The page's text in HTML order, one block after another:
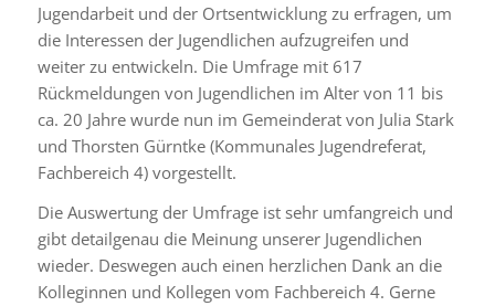
Jugendarbeit und der Ortsentwicklung zu erfragen, um
die Interessen der Jugendlichen aufzugreifen und
weiter zu entwickeln. Die Umfrage mit 617
Rückmeldungen von Jugendlichen im Alter von 11 bis
ca. 20 Jahre wurde nun im Gemeinderat von Julia Stark
und Thorsten Gürntke (Kommunales Jugendreferat,
Fachbereich 4) vorgestellt.
Die Auswertung der Umfrage ist sehr umfangreich und
gibt detailgenau die Meinung unserer Jugendlichen
wieder. Deswegen auch einen herzlichen Dank an die
Kolleginnen und Kollegen vom Fachbereich 4. Gerne